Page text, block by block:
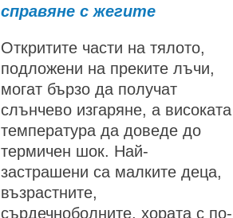
справяне с жегите
Откритите части на тялото,
подложени на преките лъчи,
могат бързо да получат
слънчево изгаряне, а високата
температура да доведе до
термичен шок. Най-
застрашени са малките деца,
възрастните,
сърдечноболните, хората с по-